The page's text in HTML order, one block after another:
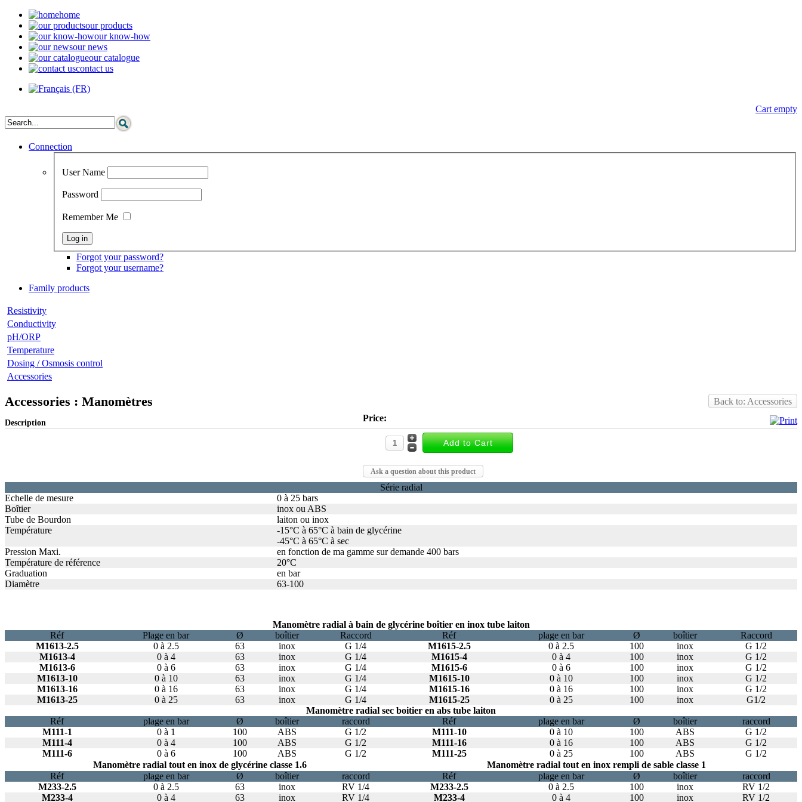
home
our products
our know-how
our news
our catalogue
contact us
Cart empty
Connection
User Name
Password
Remember Me
Forgot your password?
Forgot your username?
Family products
Resistivity
Conductivity
pH/ORP
Temperature
Dosing / Osmosis control
Accessories
Back to: Accessories
Accessories : Manomètres
Price:
Ask a question about this product
Description
Série radial
Echelle de mesure
0 à 25 bars
Boîtier
inox ou ABS
Tube de Bourdon
laiton ou inox
Température
-15°C à 65°C à bain de glycérine
-45°C à 65°C à sec
Pression Maxi.
en fonction de ma gamme sur demande 400 bars
Température de référence
20°C
Graduation
en bar
Diamètre
63-100
Manomètre radial à bain de glycérine boîtier en inox tube laiton
Réf
Plage en bar Ø boîtier Raccord Réf plage en bar Ø boîtier
Raccord
M1613-2.5
0 à 2.5 63 inox G 1/4 M1615-2.5 0 à 2.5 100 inox
G 1/2
M1613-4
0 à 4 63 inox G 1/4 M1615-4 0 à 4 100 inox
G 1/2
M1613-6
0 à 6 63 inox G 1/4 M1615-6 0 à 6 100 inox
G 1/2
M1613-10
0 à 10 63 inox G 1/4 M1615-10 0 à 10 100 inox
G 1/2
M1613-16
0 à 16 63 inox G 1/4 M1615-16 0 à 16 100 inox
G 1/2
M1613-25
0 à 25 63 inox G 1/4 M1615-25 0 à 25 100 inox
G1/2
Manomètre radial sec boitier en abs tube laiton
Réf
plage en bar Ø boîtier raccord Réf plage en bar Ø boîtier
raccord
M111-1
0 à 1 100 ABS G 1/2 M111-10 0 à 10 100 ABS
G 1/2
M111-4
0 à 4 100 ABS G 1/2 M111-16 0 à 16 100 ABS
G 1/2
M111-6
0 à 6 100 ABS G 1/2 M111-25 0 à 25 100 ABS
G 1/2
Manomètre radial tout en inox de glycérine classe 1.6
Manomètre radial tout en inox rempli de sable classe 1
Réf
plage en bar Ø boîtier raccord Réf plage en bar Ø boîtier
raccord
M233-2.5
0 à 2.5 63 inox RV 1/4 M233-2.5 0 à 2.5 100 inox
RV 1/2
M233-4
0 à 4 63 inox RV 1/4 M233-4 0 à 4 100 inox RV 1/2